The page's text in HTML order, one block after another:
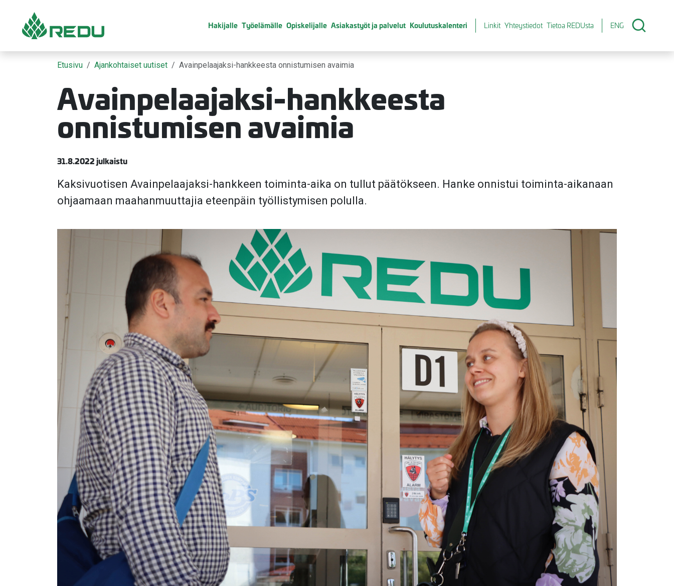
Hakijalle Työelämälle Opiskelijalle Asiakastyöt ja palvelut Koulutuskalenteri Linkit Yhteystiedot Tietoa REDUsta ENG
Etusivu Ajankohtaiset uutiset Avainpelaajaksi-hankkeesta onnistumisen avaimia
Avainpelaajaksi-hankkeesta
onnistumisen avaimia
31.8.2022 julkaistu
Kaksivuotisen Avainpelaajaksi-hankkeen toiminta-aika on tullut päätökseen. Hanke onnistui toiminta-aikanaan
ohjaamaan maahanmuuttajia eteenpäin työllistymisen polulla.